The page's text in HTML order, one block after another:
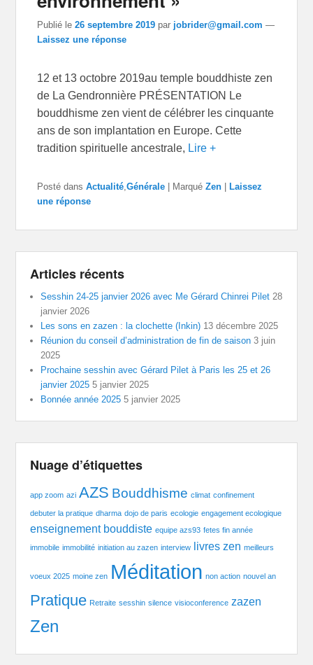
Publié le26 septembre 2019 par jobrider@gmail.com —
Laissez une réponse
12 et 13 octobre 2019au temple bouddhiste zen
de La Gendronnière PRÉSENTATION Le
bouddhisme zen vient de célébrer les cinquante
ans de son implantation en Europe. Cette
tradition spirituelle ancestrale, Lire +
Posté dans Actualité,Générale Marqué Zen
Laissez
une réponse
Articles récents
Sesshin 24-25 janvier 2026 avec Me Gérard Chinrei Pilet 28
janvier 2026
Les sons en zazen : la clochette (Inkin) 13 décembre 2025
Réunion du conseil d’administration de fin de saison 3 juin
2025
Prochaine sesshin avec Gérard Pilet à Paris les 25 et 26
janvier 2025 5 janvier 2025
Bonnée année 2025 5 janvier 2025
Nuage d’étiquettes
app zoom azi AZS Bouddhisme climat confinement
debuter la pratique dharma dojo de paris ecologie engagement ecologique
enseignement bouddiste equipe azs93 fetes fin année
immobile immobilité initiation au zazen interview livres zen meilleurs
voeux 2025 moine zen Méditation non action nouvel an
Pratique Retraite sesshin silence visioconference zazen
Zen